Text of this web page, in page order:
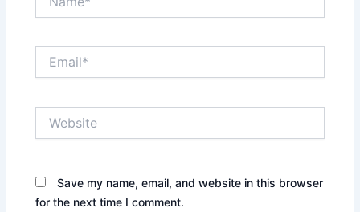
Save my name, email, and website in this browser
for the next time I comment.